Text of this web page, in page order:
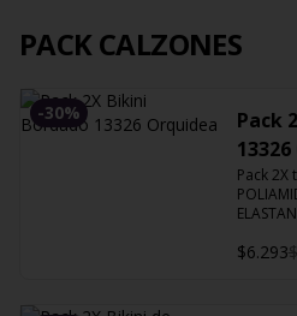
PACK CALZONES
-30%
Pack
Pack
$6.293